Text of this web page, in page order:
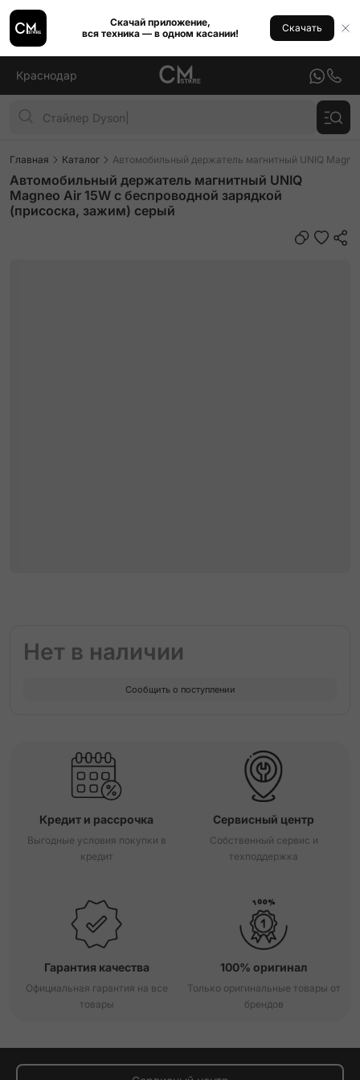
Скачай приложение,
вся техника — в одном касании!
Скачать
Краснодар
Главная Каталог Автомобильный держатель магнитный UNIQ
Автомобильный держатель магнитный UNIQ
Magneo Air 15W с беспроводной зарядкой
(присоска, зажим) серый
Нет в наличии
Сообщить о поступлении
Кредит и рассрочка
Выгодные условия покупки в
кредит
Сервисный центр
Собственный сервис и
техподдержка
Гарантия качества
Официальная гарантия на все
товары
100% оригинал
Только оригинальные товары от
брендов